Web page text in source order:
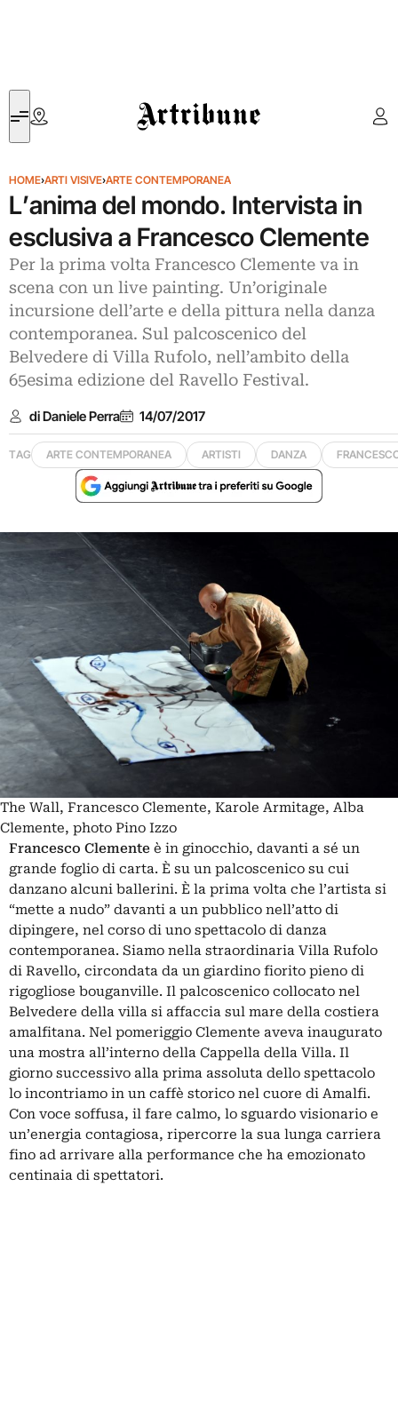
Artribune
HOME›ARTI VISIVE›ARTE CONTEMPORANEA
L’anima del mondo. Intervista in
esclusiva a Francesco Clemente
Per la prima volta Francesco Clemente va in
scena con un live painting. Un’originale
incursione dell’arte e della pittura nella danza
contemporanea. Sul palcoscenico del
Belvedere di Villa Rufolo, nell’ambito della
65esima edizione del Ravello Festival.
di Daniele Perra 14/07/2017
TAG ARTE CONTEMPORANEA ARTISTI DANZA
The Wall, Francesco Clemente, Karole Armitage, Alba
Clemente, photo Pino Izzo
Francesco Clemente è in ginocchio, davanti a sé un
grande foglio di carta. È su un palcoscenico su cui
danzano alcuni ballerini. È la prima volta che l’artista si
“mette a nudo” davanti a un pubblico nell’atto di
dipingere, nel corso di uno spettacolo di danza
contemporanea. Siamo nella straordinaria Villa Rufolo
di Ravello, circondata da un giardino fiorito pieno di
rigogliose bouganville. Il palcoscenico collocato nel
Belvedere della villa si affaccia sul mare della costiera
amalfitana. Nel pomeriggio Clemente aveva inaugurato
una mostra all’interno della Cappella della Villa. Il
giorno successivo alla prima assoluta dello spettacolo
lo incontriamo in un caffè storico nel cuore di Amalfi.
Con voce soffusa, il fare calmo, lo sguardo visionario e
un’energia contagiosa, ripercorre la sua lunga carriera
fino ad arrivare alla performance che ha emozionato
centinaia di spettatori.